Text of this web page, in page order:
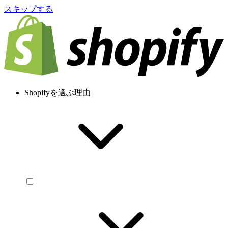
スキップする
Shopifyを選ぶ理由